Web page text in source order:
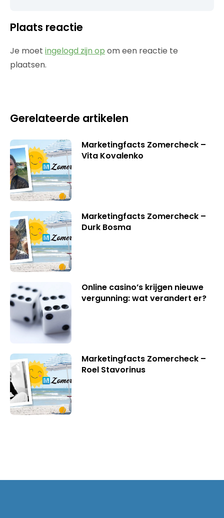
Plaats reactie
Je moet ingelogd zijn op om een reactie te
plaatsen.
Gerelateerde artikelen
Marketingfacts Zomercheck –
Vita Kovalenko
Marketingfacts Zomercheck –
Durk Bosma
Online casino’s krijgen nieuwe
vergunning: wat verandert er?
Marketingfacts Zomercheck –
Roel Stavorinus